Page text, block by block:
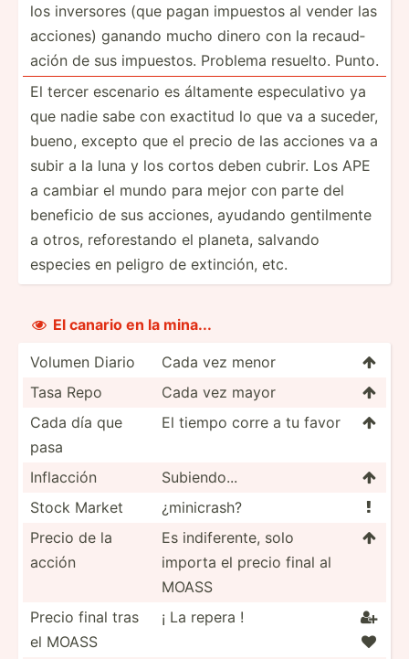
los inversores (que pagan impuestos al vender las
acciones) ganando mucho dinero con la recaud­
ación de sus impuestos. Problema resuelto. Punto.
El tercer escenario es áltamente especu­­lativo ya
que nadie sabe con exactitud lo que va a suceder,
bueno, excepto que el precio de las acciones va a
subir a la luna y los cortos deben cubrir. Los APE
a cambiar el mundo para mejor con parte del
beneficio de sus acciones, ayudando gentil­mente
a otros, refore­stando el planeta, salvando
especies en peligro de extinción, etc.
 El canario en la mina...
Volumen Diario Cada vez menor 
Tasa Repo Cada vez mayor 
Cada día que
pasa
El tiempo corre a tu favor 
Inflacción Subien­do... 
Stock Market ¿minic­rash? 
Precio de la
acción
Es indife­rente, solo
importa el precio final al
MOASS

Precio final tras
el MOASS
¡ La repera !

